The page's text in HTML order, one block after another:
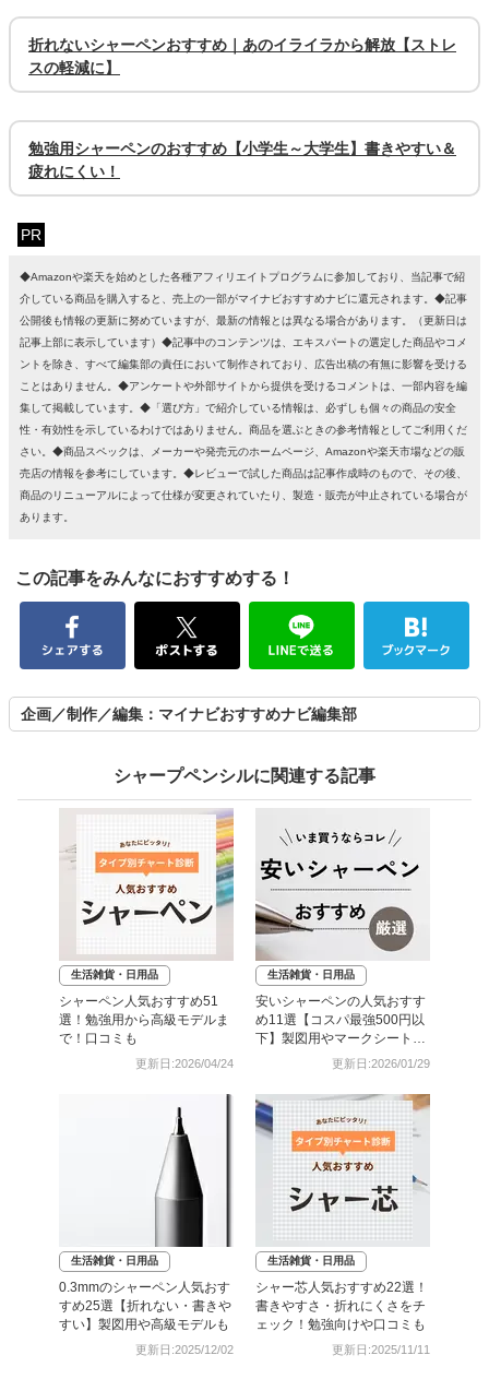
折れないシャーペンおすすめ｜あのイライラから解放【ストレ
スの軽減に】
勉強用シャーペンのおすすめ【小学生～大学生】書きやすい＆
疲れにくい！
PR
◆Amazonや楽天を始めとした各種アフィリエイトプログラムに参加しており、当記事で紹
介している商品を購入すると、売上の一部がマイナビおすすめナビに還元されます。◆記事
公開後も情報の更新に努めていますが、最新の情報とは異なる場合があります。（更新日は
記事上部に表示しています）◆記事中のコンテンツは、エキスパートの選定した商品やコメ
ントを除き、すべて編集部の責任において制作されており、広告出稿の有無に影響を受ける
ことはありません。◆アンケートや外部サイトから提供を受けるコメントは、一部内容を編
集して掲載しています。◆「選び方」で紹介している情報は、必ずしも個々の商品の安全
性・有効性を示しているわけではありません。商品を選ぶときの参考情報としてご利用くだ
さい。◆商品スペックは、メーカーや発売元のホームページ、Amazonや楽天市場などの販
売店の情報を参考にしています。◆レビューで試した商品は記事作成時のもので、その後、
商品のリニューアルによって仕様が変更されていたり、製造・販売が中止されている場合が
あります。
この記事をみんなにおすすめする！
企画／制作／編集：マイナビおすすめナビ編集部
シャープペンシルに関連する記事
生活雑貨・日用品
シャーペン人気おすすめ51
選！勉強用から高級モデルま
で！口コミも
更新日:2026/04/24
生活雑貨・日用品
安いシャーペンの人気おすす
め11選【コスパ最強500円以
下】製図用やマークシート用
更新日:2026/01/29
生活雑貨・日用品
0.3mmのシャーペン人気おす
すめ25選【折れない・書きや
すい】製図用や高級モデルも
更新日:2025/12/02
生活雑貨・日用品
シャー芯人気おすすめ22選！
書きやすさ・折れにくさをチ
ェック！勉強向けや口コミも
更新日:2025/11/11